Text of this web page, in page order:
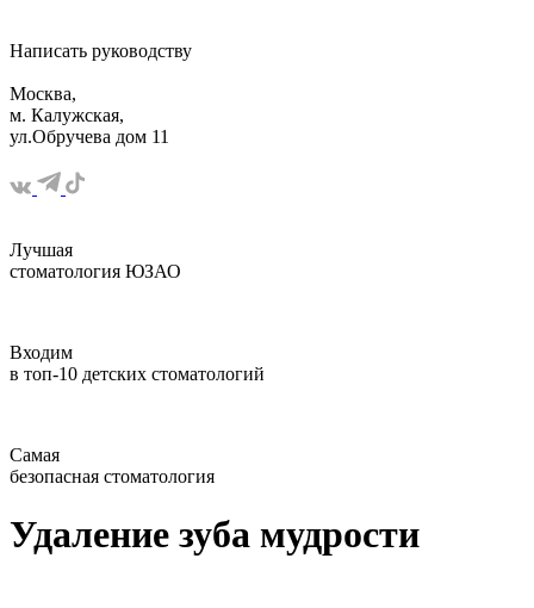
Написать руководству
Москва,
м. Калужская,
ул.Обручева дом 11
Лучшая
стоматология ЮЗАО
Входим
в топ-10 детских стоматологий
Самая
безопасная стоматология
Удаление зуба мудрости